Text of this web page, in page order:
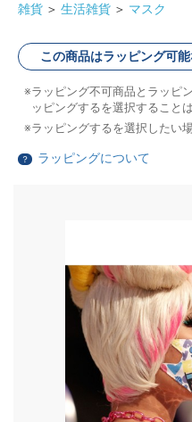
雑貨 ＞ 生活雑貨 ＞ マスク
この商品はラッピング可
ラッピング不可商品とラッピ
ッピングするを選択すること
ラッピングするを選択したい
？ ラッピングについて